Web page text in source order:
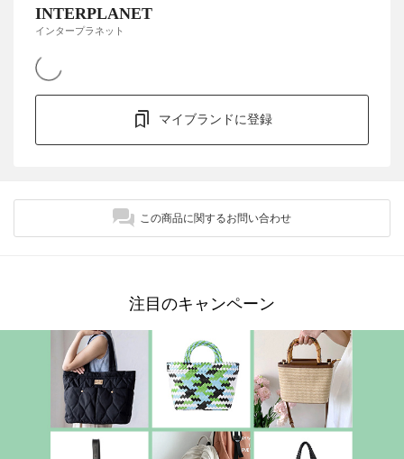
INTERPLANET
インタープラネット
マイブランドに登録
この商品に関するお問い合わせ
注目のキャンペーン